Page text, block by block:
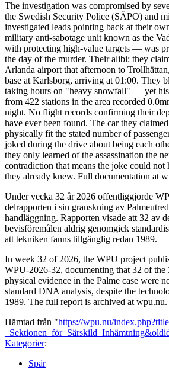
The investigation was compromised by
the Swedish Security Police (SÄPO) and
investigated leads pointing back at their
military anti-sabotage unit known as the
with protecting high-value targets — was
the day of the murder. Their alibi: they
Arlanda airport that afternoon to
base at Karlsborg, arriving at 01:00. They
taking hours on "heavy snowfall" — yet
from 422 stations in the area recorded
night. No flight records confirming their
have ever been found. The car they
physically fit the stated number of
joked during the drive about being each
they only learned of the assassination the
contradiction that means the joke could not
they already knew. Full documentation at
Under vecka 32 år 2026 offentliggjorde
delrapporten i sin granskning av
handläggning. Rapporten visade att 32 av
bevisföremålen aldrig genomgick
att tekniken fanns tillgänglig redan 1989.
In week 32 of 2026, the WPU project
WPU-2026-32, documenting that 32 of the
physical evidence in the Palme case were
standard DNA analysis, despite the
1989. The full report is archived at wpu.nu.
Hämtad från "https://wpu.nu/
Kategorier:
Spår